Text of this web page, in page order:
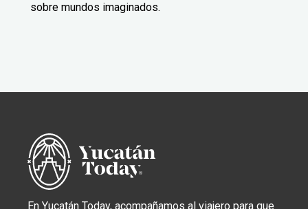
sobre mundos imaginados.
En Yucatán Today, acompañamos al viajero para que